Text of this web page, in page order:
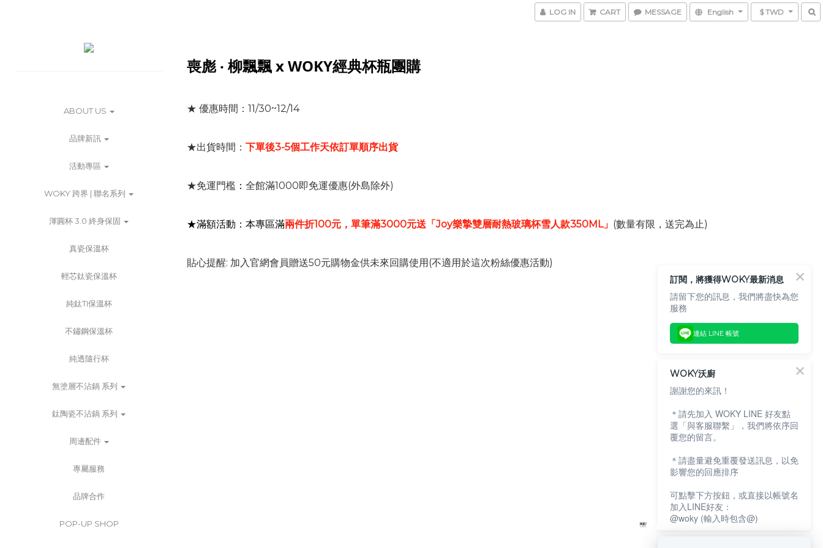
LOG IN CART MESSAGE English $ TWD
ABOUT US
品牌新訊
活動專區
WOKY 跨界 | 聯名系列
渾圓杯 3.0 終身保固
真瓷保溫杯
輕芯鈦瓷保溫杯
純鈦TI保溫杯
不鏽鋼保溫杯
純透隨行杯
無塗層不沾鍋 系列
鈦陶瓷不沾鍋 系列
周邊配件
專屬服務
品牌合作
POP-UP SHOP
喪彪 ‧ 柳飄飄 x WOKY經典杯瓶團購
★ 優惠時間：11/30~12/14
★出貨時間： 下單後3-5個工作天依訂單順序出貨
★免運門檻 ： 全館滿1000即免運優惠(外島除外)
★滿額活動：本專區滿兩件折100元， 單筆滿3000元送「Joy樂摯雙層耐熱玻璃杯雪人款350ML」 (數量有限，送完為止)
貼心提醒: 加入官網會員贈送50元購物金供未來回購使用(不適用於這次粉絲優惠活動)
訂閱，將獲得WOKY最新消息
請留下您的訊息，我們將盡快為您
服務
連結 LINE 帳號
WOKY沃廚
謝謝您的來訊！
＊請先加入 WOKY LINE 好友點
選「與客服聯繫」，我們將依序回
覆您的留言。
＊請盡量避免重覆發送訊息，以免
影響您的回應排序
可點擊下方按鈕，或直接以帳號名
加入LINE好友：
@woky (輸入時包含@)